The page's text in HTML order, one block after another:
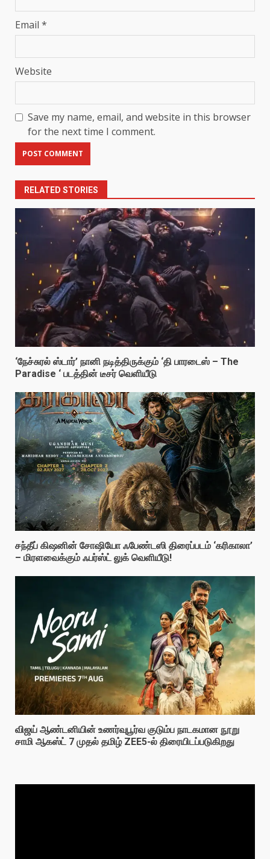
Email *
Website
Save my name, email, and website in this browser
for the next time I comment.
RELATED STORIES
‘நேச்சுரல் ஸ்டார்’ நானி நடித்திருக்கும் ‘தி பாரடைஸ் – The
Paradise ‘ படத்தின் டீசர் வெளியீடு
சந்தீப் கிஷனின் சோஷியோ ஃபேண்டஸி திரைப்படம் ‘கரிகாலா’
– மிரளவைக்கும் ஃபர்ஸ்ட் லுக் வெளியீடு!
விஜய் ஆண்டனியின் உணர்வுபூர்வ குடும்ப நாடகமான நூறு
சாமி ஆகஸ்ட் 7 முதல் தமிழ் ZEE5-ல் திரையிடப்படுகிறது